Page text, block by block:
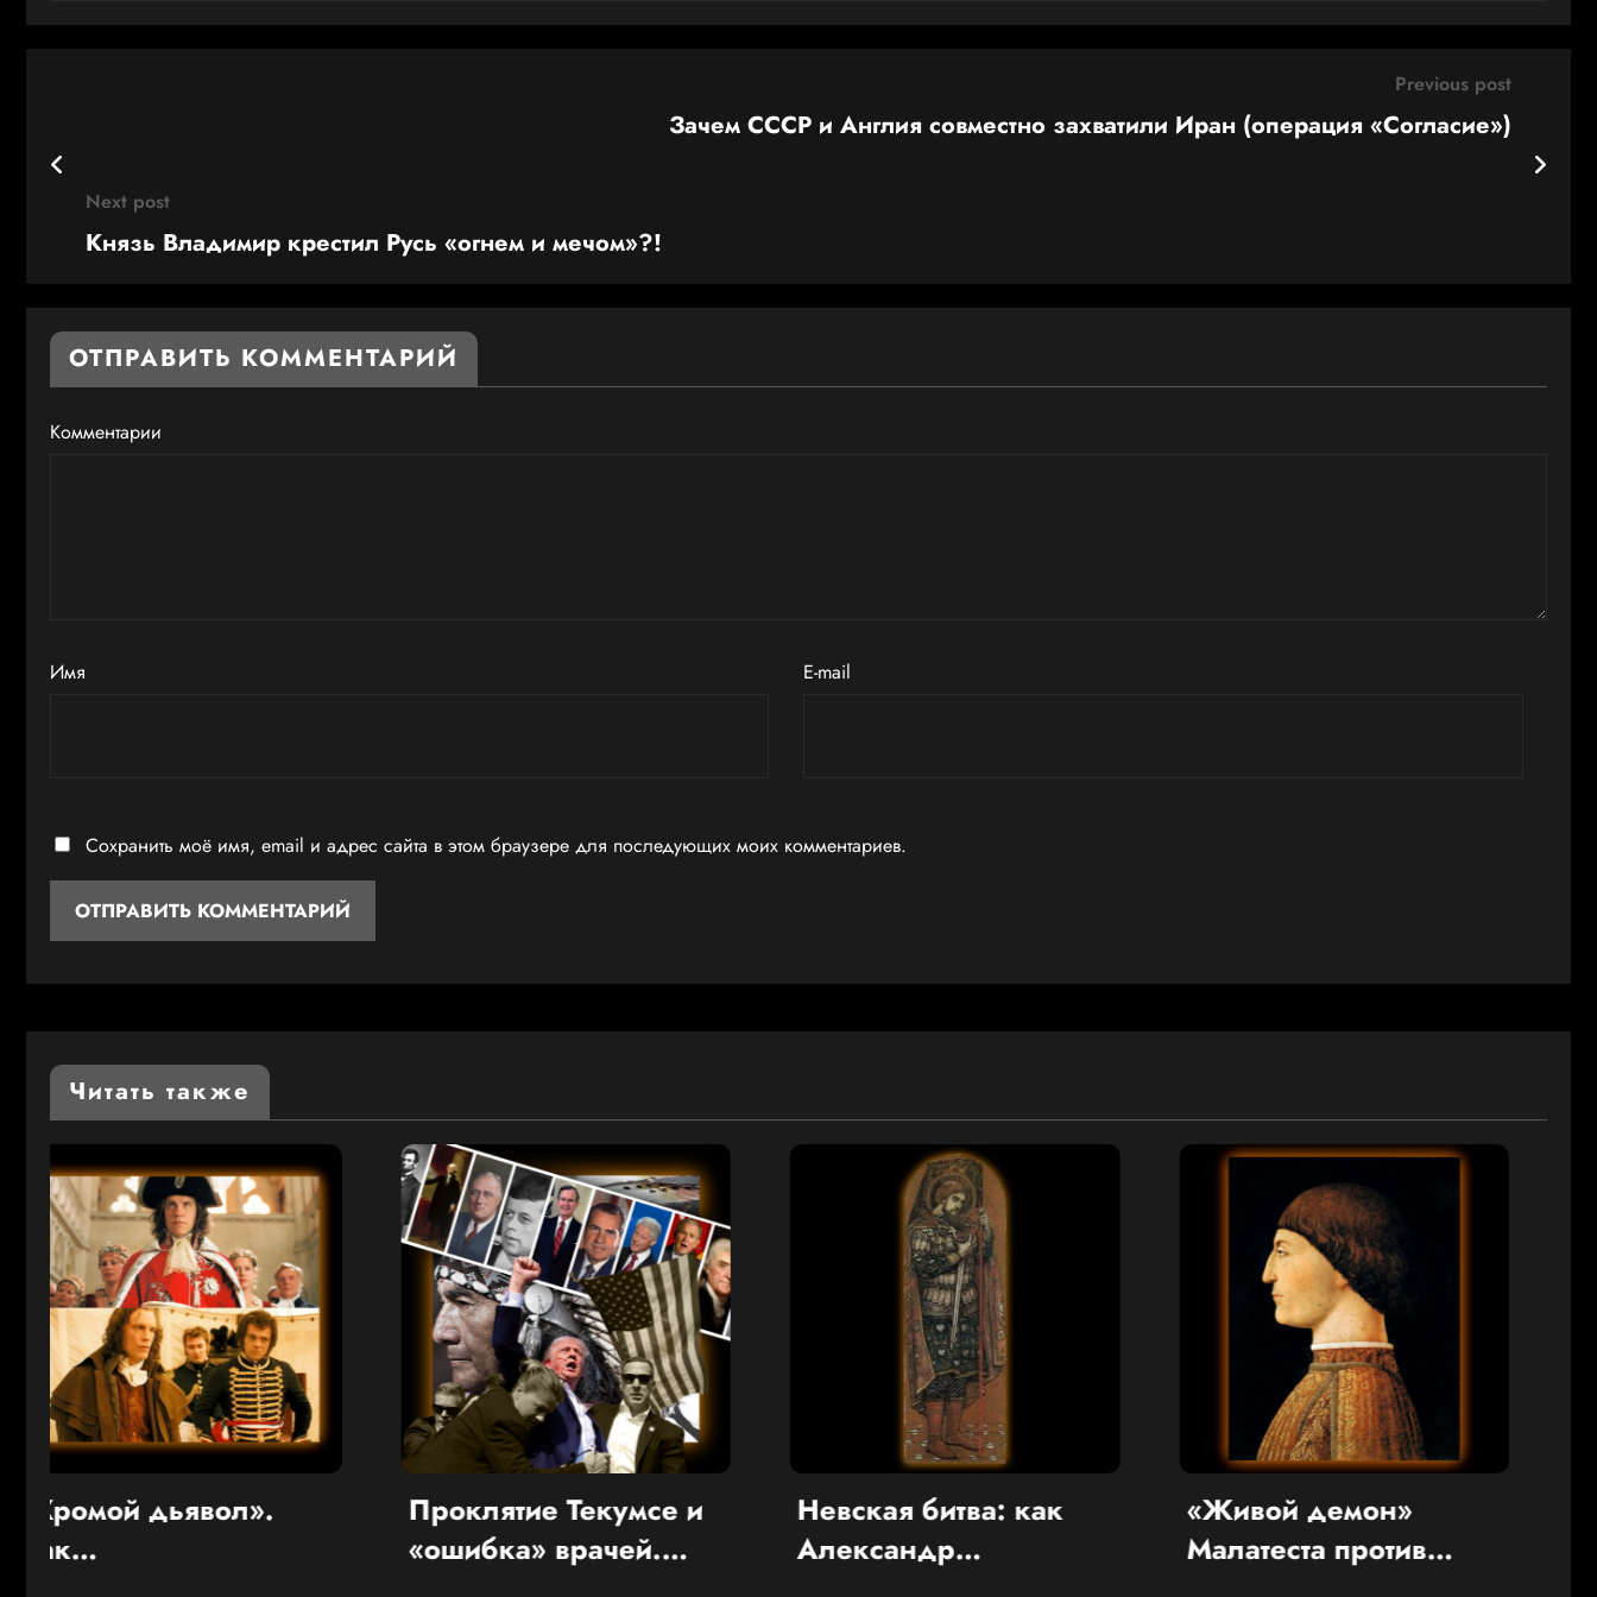
Previous post
Зачем СССР и Англия совместно захватили Иран (операция «Согласие»)
Next post
Князь Владимир крестил Русь «огнем и мечом»?!
ОТПРАВИТЬ КОММЕНТАРИЙ
Комментарии
Имя E-mail
Сохранить моё имя, email и адрес сайта в этом браузере для последующих моих комментариев.
Читать также
Проклятие Текумсе и
Невская битва: как
Александр
«Живой демон»
Малатеста против
Извилистый путь
французского